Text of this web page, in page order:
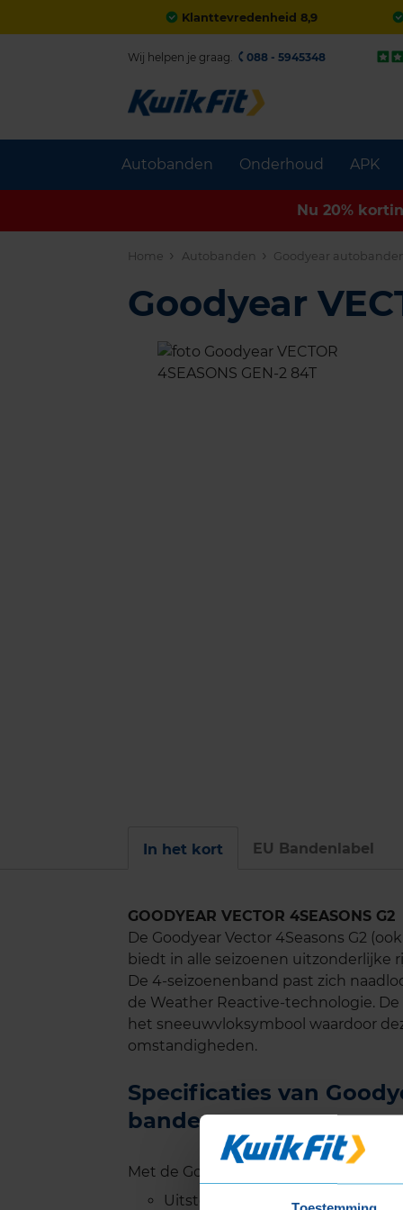
Klanttevredenheid 8,9
Autobanden Onderhoud APK
Wij helpen je graag. 088 - 5945348
Nu 20%
Home Autobanden Goodyear
Goodyear
In het kort EU Bandenlabel
GOODYEAR VECTOR 4SEASONS G2
De Goodyear Vector 4Seasons G2
biedt in alle seizoenen uitzonderlijke
De 4-seizoenenband past zich
de Weather Reactive-technologie.
het sneeuwvloksymbool waardoor
omstandigheden.
Specificaties van
banden
Met de Goodyear Vector 4Seasons G2
Uitstekende prestaties in alle